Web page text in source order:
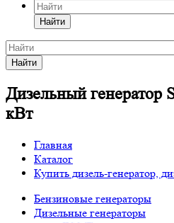
Найти
Найти
Дизельный генератор
кВт
Главная
Каталог
Купить дизель-генератор,
Бензиновые генераторы
Дизельные генераторы